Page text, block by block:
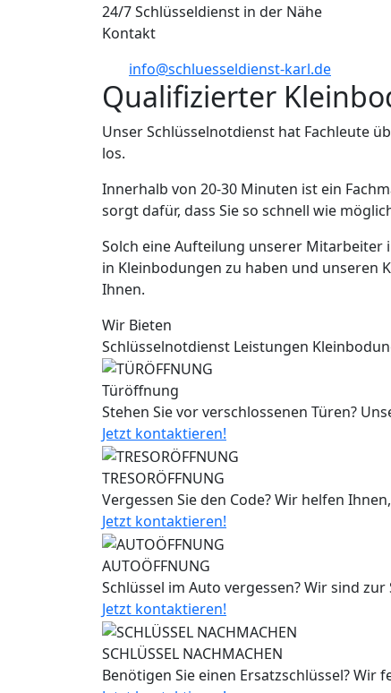
24/7 Schlüsseldienst in der Nähe
Kontakt
info@schluesseldienst-karl.de
Qualifizierter
Unser Schlüsselnotdienst hat Fachleute
los.
Innerhalb von 20-30 Minuten ist ein
sorgt dafür, dass Sie so schnell wie
Solch eine Aufteilung unserer Mitarbeiter
in Kleinbodungen zu haben und unseren
Ihnen.
Wir Bieten
Schlüsselnotdienst Leistungen
Türöffnung
Stehen Sie vor verschlossenen Türen?
Jetzt kontaktieren!
TRESORÖFFNUNG
Vergessen Sie den Code? Wir helfen
Jetzt kontaktieren!
AUTOÖFFNUNG
Schlüssel im Auto vergessen? Wir sind
Jetzt kontaktieren!
SCHLÜSSEL NACHMACHEN
Benötigen Sie einen Ersatzschlüssel?